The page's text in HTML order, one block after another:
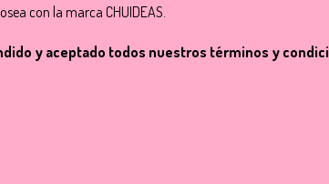
con la marca CHUIDEAS.
y aceptado todos nuestros términos y